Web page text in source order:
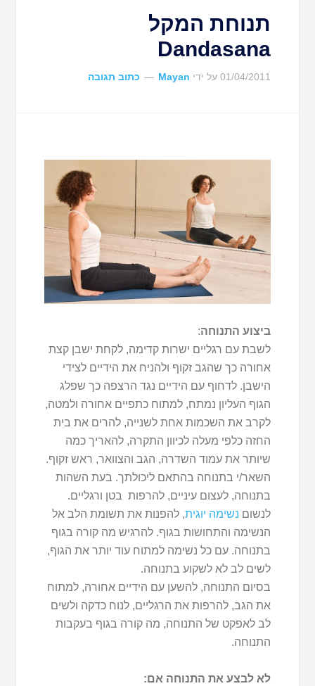
תנוחת המקל
Dandasana
01/04/2011 על ידי Mayan כתוב תגובה
ביצוע התנוחה:
לשבת עם רגליים ישרות קדימה, לקחת ישבן קצת
אחורה כך שהגב זקוף ולהניח את הידיים לצידי
הישבן. לדחוף עם הידיים נגד הרצפה כך שפלג
הגוף העליון נמתח, למתוח כתפיים אחורה ולמטה,
לקרב את השכמות אחת לשנייה, להרים את בית
החזה כלפי מעלה לכיוון התקרה, להאריך כמה
שיותר את עמוד השדרה, הגב והצוואר, ראש זקוף.
השאר/י בתנוחה בהתאם ליכולתך. בעת השהות
בתנוחה, לעצום עיניים, להרפות בטן ורגליים.
לנשום נשימה יוגית, להפנות את תשומת הלב אל
הנשימה והתחושות בגוף. להרגיש מה קורה בגוף
בתנוחה. עם כל נשימה למתוח עוד יותר את הגוף,
לשים לב לא לשקוע בתנוחה.
בסיום התנוחה, להשען עם הידיים אחורה, למתוח
את הגב, להרפות את הרגליים, לנוח כדקה ולשים
לב לאפקט של התנוחה, מה קורה בגוף בעקבות
התנוחה.
לא לבצע את התנוחה אם: